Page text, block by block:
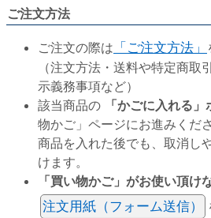
ご注文方法
ご注文の際は 「ご注文方法」
（注文方法・送料や特定商取
示義務事項など）
該当商品の
「かごに入れる」
物かご」ページにお進みくだ
商品を入れた後でも、取消し
けます。
「買い物かご」がお使い頂け
注文用紙（フォーム送信）